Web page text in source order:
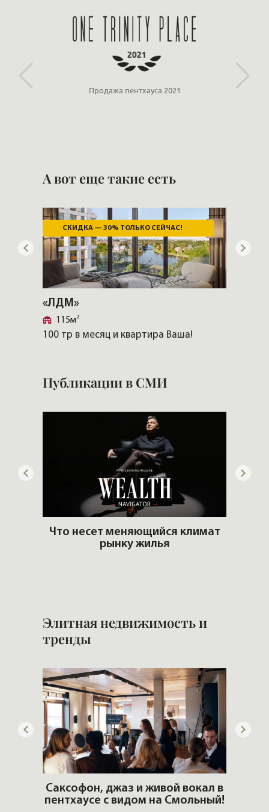
Продажа пентхауса 2021
А вот еще такие есть
СКИДКА — 30% ТОЛЬКО СЕЙЧАС!
«ЛДМ»
100 тр в месяц и квартира Ваша!
115м²
Публикации в СМИ
Что несет меняющийся климат
рынку жилья
Элитная недвижимость и
тренды
Саксофон, джаз и живой вокал в
пентхаусе с видом на Смольный!